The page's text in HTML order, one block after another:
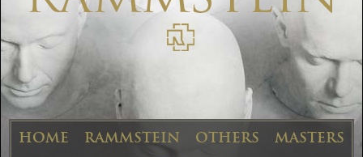
HOME RAMMSTEIN OTHERS
MASTERS